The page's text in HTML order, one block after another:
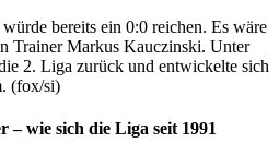
bereits ein 0:0 reichen. Es wäre
Trainer Markus Kauczinski. Unter
2. Liga zurück und entwickelte sich
(fox/si)
wie sich die Liga seit 1991